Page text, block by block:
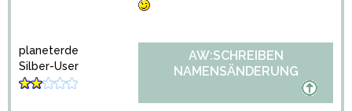
planeterde
Silber-User
AW:SCHREIBEN
NAMENSÄNDERUNG